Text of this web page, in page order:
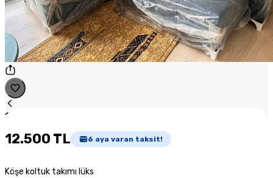
1
12.500 TL 6 aya varan taksit!
Köşe koltuk takımı lüks